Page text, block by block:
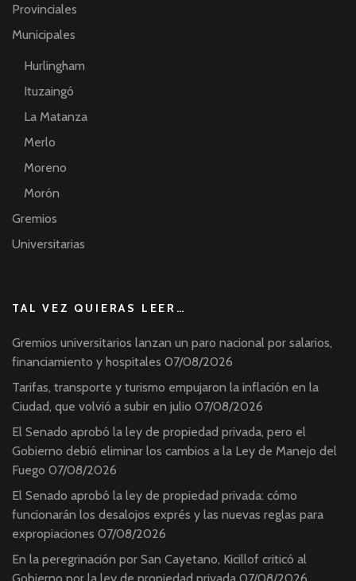
Provinciales
Municipales
Hurlingham
Ituzaingó
La Matanza
Merlo
Moreno
Morón
Gremios
Universitarias
TAL VEZ QUIERAS LEER…
Gremios universitarios lanzan un paro nacional por salarios,
financiamiento y hospitales 07/08/2026
Tarifas, transporte y turismo empujaron la inflación en la
Ciudad, que volvió a subir en julio 07/08/2026
El Senado aprobó la ley de propiedad privada, pero el
Gobierno debió eliminar los cambios a la Ley de Manejo del
Fuego 07/08/2026
El Senado aprobó la ley de propiedad privada: cómo
funcionarán los desalojos exprés y las nuevas reglas para
expropiaciones 07/08/2026
En la peregrinación por San Cayetano, Kicillof criticó al
Gobierno por la ley de propiedad privada 07/08/2026